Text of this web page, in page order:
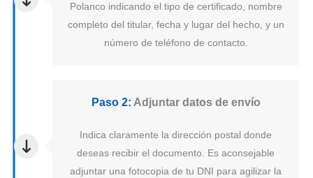
Polanco indicando el tipo de certificado, nombre
completo del titular, fecha y lugar del hecho, y un
número de teléfono de contacto.
Paso 2: Adjuntar datos de envío
Indica claramente la dirección postal donde
deseas recibir el documento. Es aconsejable
adjuntar una fotocopia de tu DNI para agilizar la